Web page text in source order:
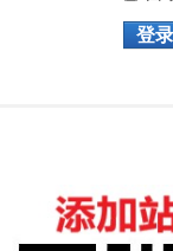
登录